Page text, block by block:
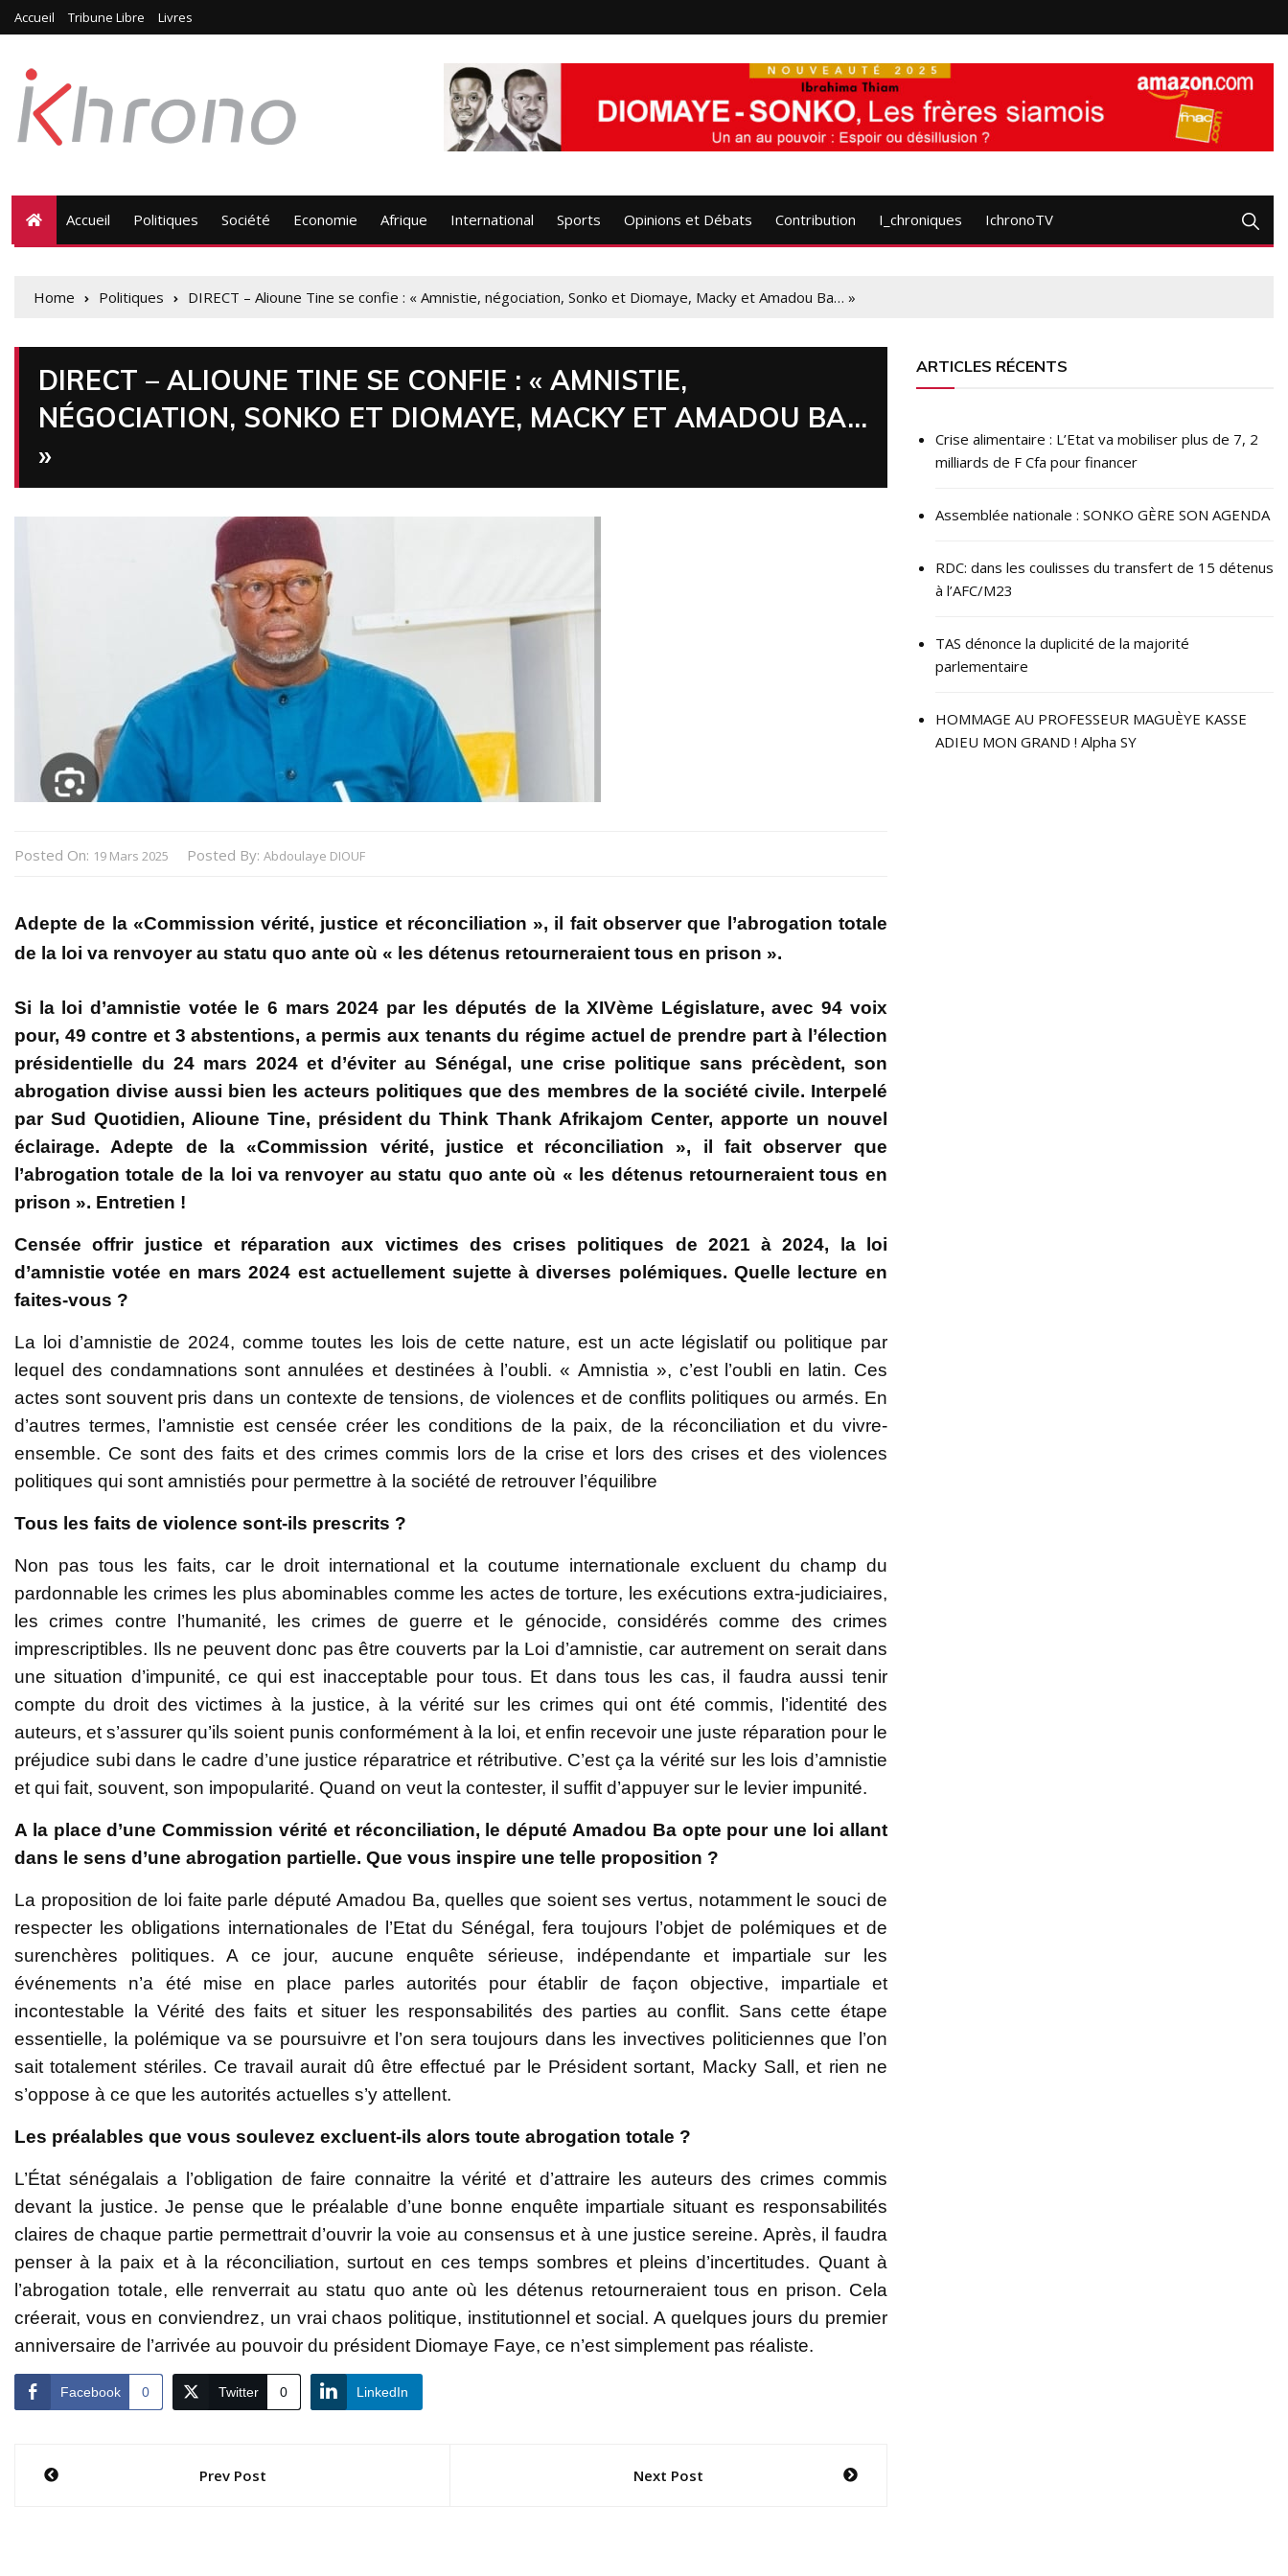
Accueil Tribune Libre Livres
Accueil Politiques Société Economie Afrique International Sports Opinions et Débats Contribution I_chroniques IchronoTV
Home Politiques DIRECT – Alioune Tine se confie : « Amnistie, négociation, Sonko et Diomaye, Macky et Amadou Ba… »
DIRECT – ALIOUNE TINE SE CONFIE : « AMNISTIE,
NÉGOCIATION, SONKO ET DIOMAYE, MACKY ET AMADOU BA…
»
Posted On: 19 Mars 2025 Posted By: Abdoulaye DIOUF
Adepte de la «Commission vérité, justice et réconciliation », il fait observer que l’abrogation totale
de la loi va renvoyer au statu quo ante où « les détenus retourneraient tous en prison ».
Si la loi d’amnistie votée le 6 mars 2024 par les députés de la XIVème Législature, avec 94 voix
pour, 49 contre et 3 abstentions, a permis aux tenants du régime actuel de prendre part à l’élection
présidentielle du 24 mars 2024 et d’éviter au Sénégal, une crise politique sans précèdent, son
abrogation divise aussi bien les acteurs politiques que des membres de la société civile. Interpelé
par Sud Quotidien, Alioune Tine, président du Think Thank Afrikajom Center, apporte un nouvel
éclairage. Adepte de la «Commission vérité, justice et réconciliation », il fait observer que
l’abrogation totale de la loi va renvoyer au statu quo ante où « les détenus retourneraient tous en
prison ». Entretien !
Censée offrir justice et réparation aux victimes des crises politiques de 2021 à 2024, la loi
d’amnistie votée en mars 2024 est actuellement sujette à diverses polémiques. Quelle lecture en
faites-vous ?
La loi d’amnistie de 2024, comme toutes les lois de cette nature, est un acte législatif ou politique par
lequel des condamnations sont annulées et destinées à l’oubli. « Amnistia », c’est l’oubli en latin. Ces
actes sont souvent pris dans un contexte de tensions, de violences et de conflits politiques ou armés. En
d’autres termes, l’amnistie est censée créer les conditions de la paix, de la réconciliation et du vivre-
ensemble. Ce sont des faits et des crimes commis lors de la crise et lors des crises et des violences
politiques qui sont amnistiés pour permettre à la société de retrouver l’équilibre
Tous les faits de violence sont-ils prescrits ?
Non pas tous les faits, car le droit international et la coutume internationale excluent du champ du
pardonnable les crimes les plus abominables comme les actes de torture, les exécutions extra-judiciaires,
les crimes contre l’humanité, les crimes de guerre et le génocide, considérés comme des crimes
imprescriptibles. Ils ne peuvent donc pas être couverts par la Loi d’amnistie, car autrement on serait dans
une situation d’impunité, ce qui est inacceptable pour tous. Et dans tous les cas, il faudra aussi tenir
compte du droit des victimes à la justice, à la vérité sur les crimes qui ont été commis, l’identité des
auteurs, et s’assurer qu’ils soient punis conformément à la loi, et enfin recevoir une juste réparation pour le
préjudice subi dans le cadre d’une justice réparatrice et rétributive. C’est ça la vérité sur les lois d’amnistie
et qui fait, souvent, son impopularité. Quand on veut la contester, il suffit d’appuyer sur le levier impunité.
A la place d’une Commission vérité et réconciliation, le député Amadou Ba opte pour une loi allant
dans le sens d’une abrogation partielle. Que vous inspire une telle proposition ?
La proposition de loi faite parle député Amadou Ba, quelles que soient ses vertus, notamment le souci de
respecter les obligations internationales de l’Etat du Sénégal, fera toujours l’objet de polémiques et de
surenchères politiques. A ce jour, aucune enquête sérieuse, indépendante et impartiale sur les
événements n’a été mise en place parles autorités pour établir de façon objective, impartiale et
incontestable la Vérité des faits et situer les responsabilités des parties au conflit. Sans cette étape
essentielle, la polémique va se poursuivre et l’on sera toujours dans les invectives politiciennes que l’on
sait totalement stériles. Ce travail aurait dû être effectué par le Président sortant, Macky Sall, et rien ne
s’oppose à ce que les autorités actuelles s’y attellent.
Les préalables que vous soulevez excluent-ils alors toute abrogation totale ?
L’État sénégalais a l’obligation de faire connaitre la vérité et d’attraire les auteurs des crimes commis
devant la justice. Je pense que le préalable d’une bonne enquête impartiale situant es responsabilités
claires de chaque partie permettrait d’ouvrir la voie au consensus et à une justice sereine. Après, il faudra
penser à la paix et à la réconciliation, surtout en ces temps sombres et pleins d’incertitudes. Quant à
l’abrogation totale, elle renverrait au statu quo ante où les détenus retourneraient tous en prison. Cela
créerait, vous en conviendrez, un vrai chaos politique, institutionnel et social. A quelques jours du premier
anniversaire de l’arrivée au pouvoir du président Diomaye Faye, ce n’est simplement pas réaliste.
Facebook 0 Twitter 0 LinkedIn
Navigation
Prev Post Next Post
ARTICLES RÉCENTS
Crise alimentaire : L’Etat va mobiliser plus de 7, 2
milliards de F Cfa pour financer
Assemblée nationale : SONKO GÈRE SON AGENDA
RDC: dans les coulisses du transfert de 15 détenus
à l’AFC/M23
TAS dénonce la duplicité de la majorité
parlementaire
HOMMAGE AU PROFESSEUR MAGUÈYE KASSE
ADIEU MON GRAND ! Alpha SY